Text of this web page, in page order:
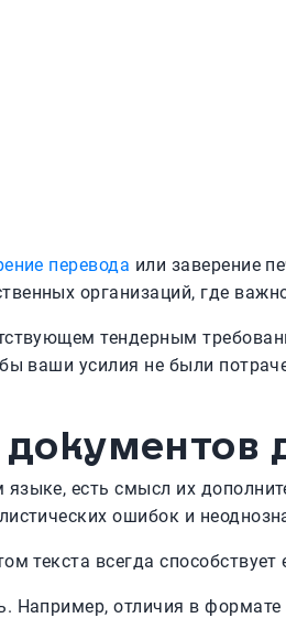
перевода или заверение
организаций, где
тендерным
ваши усилия не были
есть смысл их
ошибок и
текста всегда
Например, отличия в